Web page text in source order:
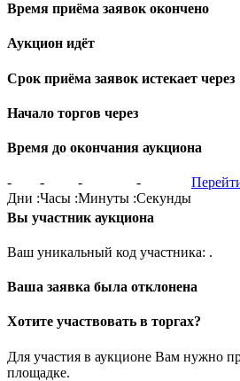
Время приёма заявок окончено
Аукцион идёт
Срок приёма заявок истекает через
Начало торгов через
Время до окончания аукциона
-
Дни :
-
Часы :
-
Минуты :
-
Секунды
Вы участник аукциона
Ваш уникальный код участника: .
Ваша заявка была отклонена
Хотите участвовать в торгах?
Для участия в аукционе Вам нужно
площадке.